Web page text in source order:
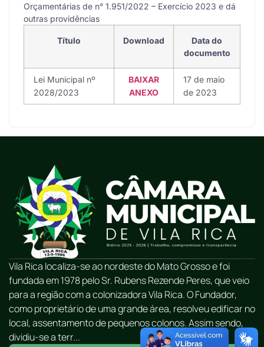
Orçamentárias de n° 1.951/2022 – Exercício 2023 e dá
outras providências
Título Download
Data do
documento
Lei Municipal nº
2028/2023
BAIXAR
ANEXO
17 de maio
de 2023
Vila Rica localiza-se ao nordeste do Mato Grosso e foi
fundada em 1978 pelo Sr. Rubens Rezende Peres, que veio
para a região com a colonizadora Vila Rica. O Fundador,
como proprietário de uma grande área, resolveu edificar no
local, assentamento de pequenos colonos. Assim sendo,
dividiu-se a terr...